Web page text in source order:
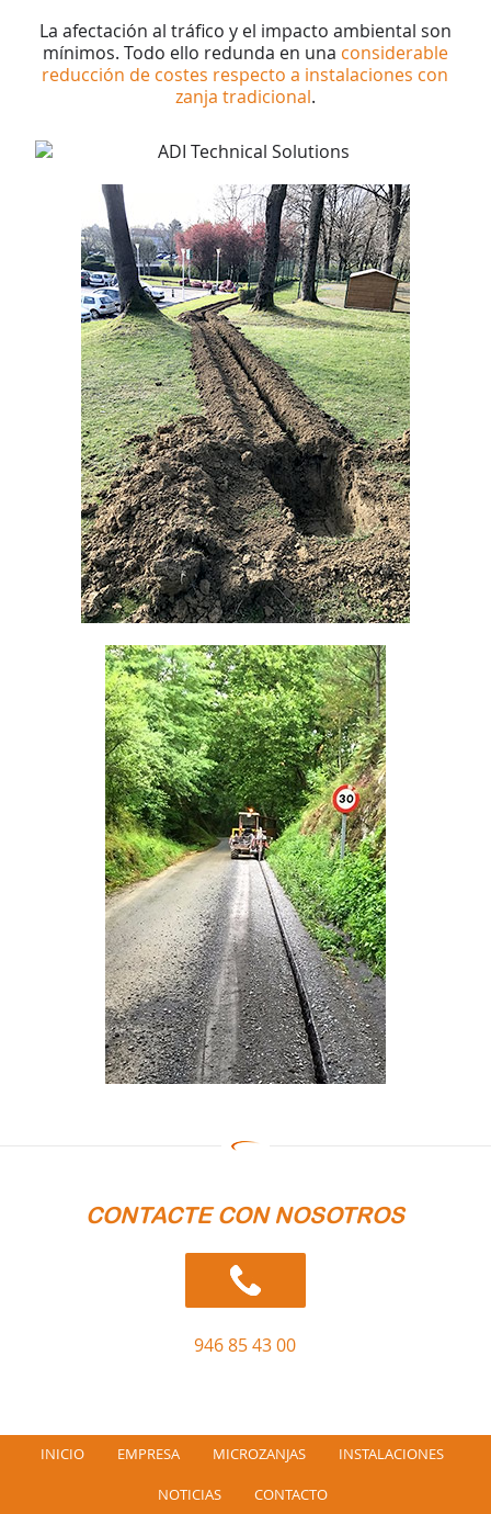
La afectación al tráfico y el impacto ambiental son
mínimos. Todo ello redunda en una considerable
reducción de costes respecto a instalaciones con
zanja tradicional.
CONTACTE CON NOSOTROS
946 85 43 00
INICIO EMPRESA MICROZANJAS INSTALACIONES
NOTICIAS CONTACTO